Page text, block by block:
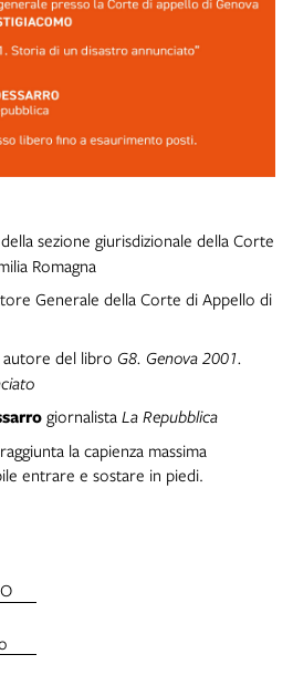
sezione giurisdizionale della Corte
Romagna
Generale della Corte di Appello di
autore del libro G8. Genova 2001.
giornalista La Repubblica
la capienza massima
entrare e sostare in piedi.